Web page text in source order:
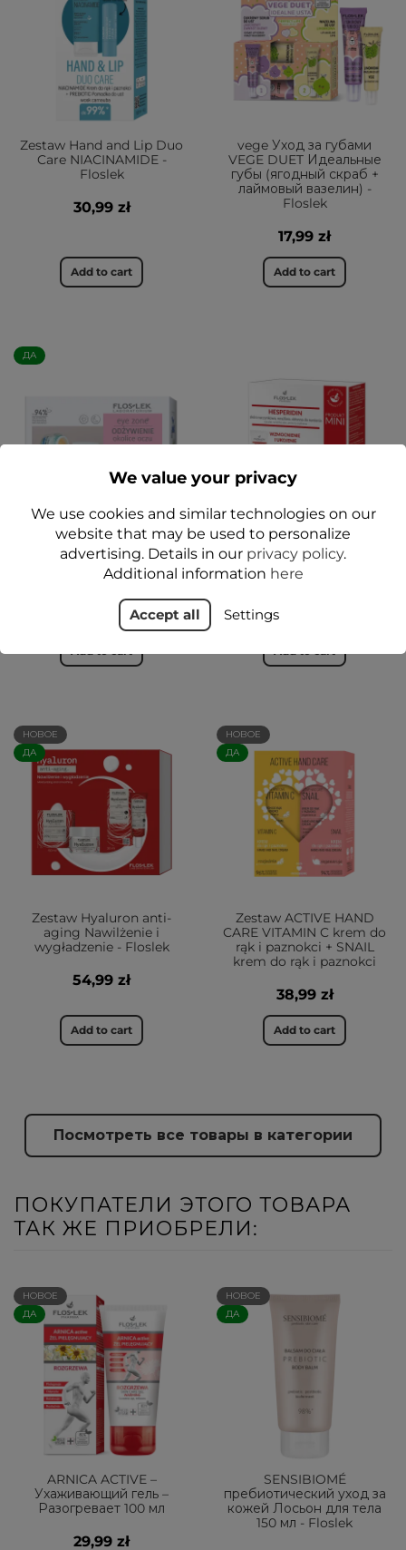
Zestaw Hand and Lip Duo
Care NIACINAMIDE -
Floslek
30,99 zł
Add to cart
vege Уход за губами
VEGE DUET Идеальные
губы (ягодный скраб +
лаймовый вазелин) -
Floslek
17,99 zł
Add to cart
ДА
Уход за контуром глаз -
набор Floslek
Add to cart
Набор HESPERIDIN
Укрепление и
успокоение 1+1+мини -
Floslek
74,99 zł
Add to cart
НОВОЕ
ДА
Zestaw Hyaluron anti-
aging Nawilżenie i
wygładzenie - Floslek
54,99 zł
Add to cart
НОВОЕ
ДА
Zestaw ACTIVE HAND
CARE VITAMIN C krem do
rąk i paznokci + SNAIL
krem do rąk i paznokci
38,99 zł
Add to cart
Посмотреть все товары в категории
ПОКУПАТЕЛИ ЭТОГО ТОВАРА
ТАК ЖЕ ПРИОБРЕЛИ:
НОВОЕ
ДА
ARNICA ACTIVE –
Ухаживающий гель –
Разогревает 100 мл
29,99 zł
НОВОЕ
ДА
SENSIBIOMÉ
пребиотический уход за
кожей Лосьон для тела
150 мл - Floslek
We value your privacy
We use cookies and similar technologies on our
website that may be used to personalize
advertising. Details in our privacy policy.
Additional information here
Accept all Settings